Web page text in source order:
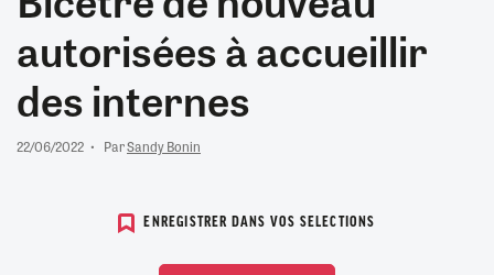
autorisées à accueillir
des internes
22/06/2022 ParSandy Bonin
ENREGISTRER DANS VOS SELECTIONS